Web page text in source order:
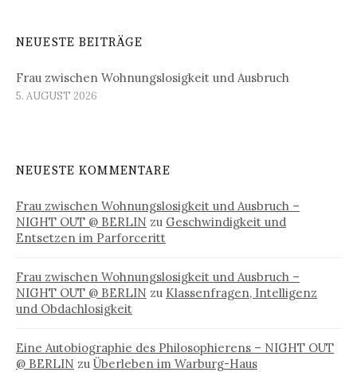
NEUESTE BEITRÄGE
Frau zwischen Wohnungslosigkeit und Ausbruch
5. AUGUST 2026
NEUESTE KOMMENTARE
Frau zwischen Wohnungslosigkeit und Ausbruch –
NIGHT OUT @ BERLIN zu Geschwindigkeit und
Entsetzen im Parforceritt
Frau zwischen Wohnungslosigkeit und Ausbruch –
NIGHT OUT @ BERLIN zu Klassenfragen, Intelligenz
und Obdachlosigkeit
Eine Autobiographie des Philosophierens – NIGHT OUT
@ BERLIN zu Überleben im Warburg-Haus